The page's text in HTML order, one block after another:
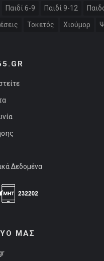
Παιδί 6-9 Παιδί 9-12
Τοκετός Χιούμορ
Δεδομένα
ΜΑΣ